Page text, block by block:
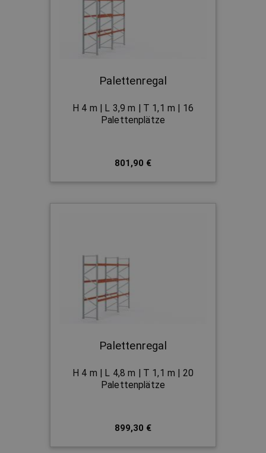
Palettenregal
H 4 m | L 3,9 m | T 1,1 m | 16
Palettenplätze
801,90 €
Palettenregal
H 4 m | L 4,8 m | T 1,1 m | 20
Palettenplätze
899,30 €